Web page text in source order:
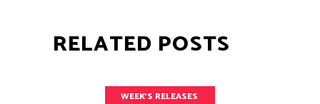
RELATED POSTS
WEEK'S RELEASES